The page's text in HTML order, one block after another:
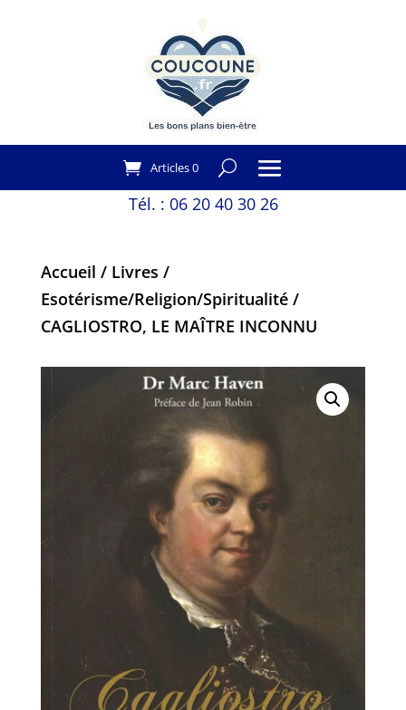
Articles 0
Tél. : 06 20 40 30 26
Accueil / Livres /
Esotérisme/Religion/Spiritualité/
CAGLIOSTRO, LE MAÎTRE INCONNU